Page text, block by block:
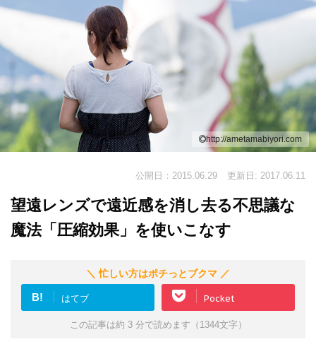
http://ametamabiyori.com
公開日：2015.06.29 更新日: 2017.06.11
望遠レンズで遠近感を消し去る不思議な
魔法「圧縮効果」を使いこなす
＼ 忙しい方はポチっとブクマ ／
B! はてブ Pocket
この記事は約 3 分で読めます（1344文字）